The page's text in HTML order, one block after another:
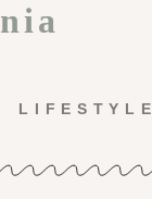
LIFESTYLE